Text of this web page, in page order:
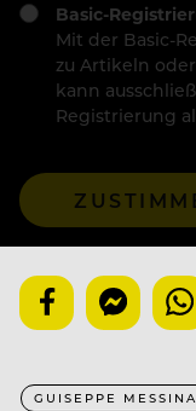
Basic-
Mit der Basic-
zu Artikeln
kann
Registrierung
GUISEPPE MESSINA